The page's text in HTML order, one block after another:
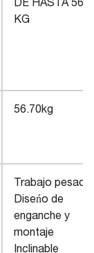
DE HASTA 56.7
KG
56.70kg
Trabajo pesado
Diseńo de
enganche y
montaje
Inclinable